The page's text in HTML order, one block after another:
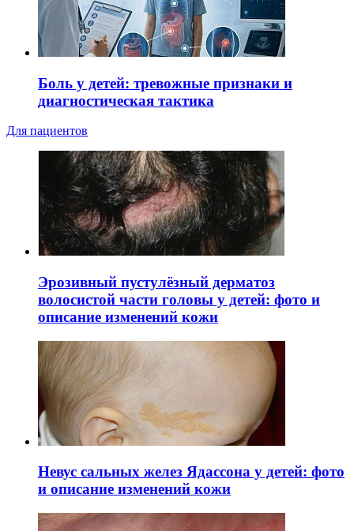
Боль у детей: тревожные признаки и
диагностическая тактика
Для пациентов
Эрозивный пустулёзный дерматоз
волосистой части головы у детей: фото и
описание изменений кожи
Невус сальных желез Ядассона у детей: фото
и описание изменений кожи